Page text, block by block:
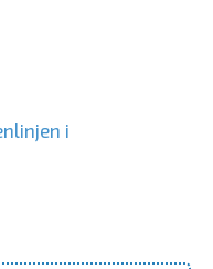
i